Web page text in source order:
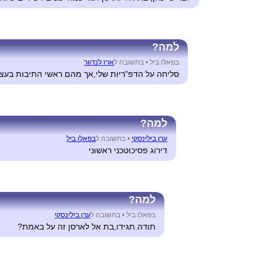
למה?
בפאלו ביל • בתשובה לארז לנדוור
סליחה על הדפ"ריות שלי,אך מהם ראשי התיבות
למה?
ערן בילינסקי • בתשובה לבפאלו ביל
דירוג פסיכוטכני ראשוני
למה?
בפאלו ביל • בתשובה לערן בילינסקי
תודה.תגידו,בת אל לארסן זה על באמת?